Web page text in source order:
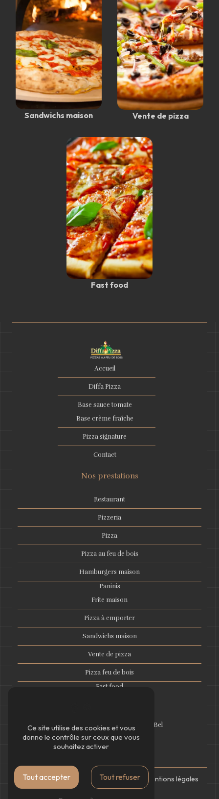
Sandwichs maison Vente de pizza
Fast food
Accueil
Diffa Pizza
Base sauce tomate
Base crème fraîche
Pizza signature
Contact
Nos prestations
Restaurant
Pizzeria
Pizza
Pizza au feu de bois
Hamburgers maison
Paninis
Frite maison
Pizza à emporter
Sandwichs maison
Vente de pizza
Pizza feu de bois
Fast food
2 Rue Jules Ferry 95400 Villiers-le-Bel
01 39 33 58 15
kml954@hotmail.fr
Vistalid- 2026 - Tous droits réservés -
Mentions légales
-
Gestion des cookies
Ce site utilise des cookies et vous
donne le contrôle sur ceux que vous
souhaitez activer
Tout accepter Tout refuser